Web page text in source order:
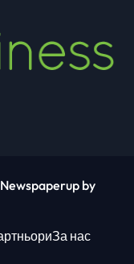
Newspaperup by
За нас